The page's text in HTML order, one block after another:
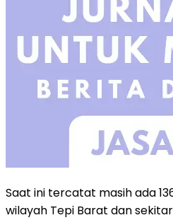
Saat ini tercatat masih ada
wilayah Tepi Barat dan